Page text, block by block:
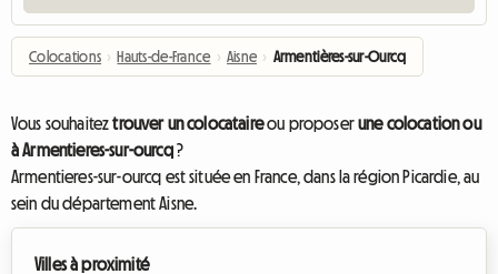
Colocations › Hauts-de-France › Aisne › Armentières-sur-Ourcq
Vous souhaiteztrouver un colocataireou proposerune colocation ou
à Armentieres-sur-ourcq?
Armentieres-sur-ourcq est située en France, dans la région Picardie, au
sein du département Aisne.
Villes à proximité